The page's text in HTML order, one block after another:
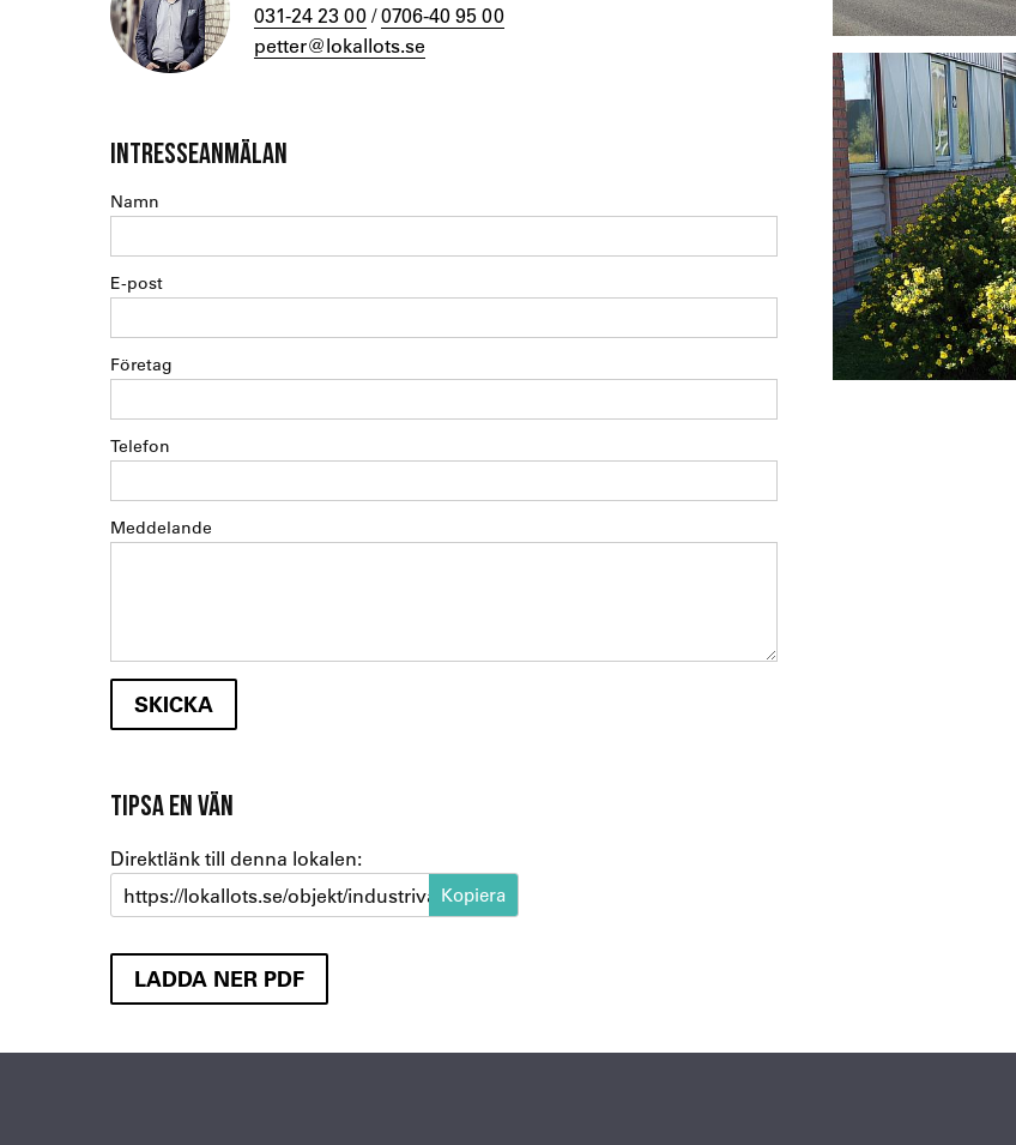
031-24 23 00/0706-40 95 00
petter@lokallots.se
INTRESSEANMÄLAN
Namn
E-post
Företag
Telefon
Meddelande
TIPSA EN VÄN
Direktlänk till denna lokalen:
https://lokallots.se/objekt/industrivagen-2-4
LADDA NER PDF